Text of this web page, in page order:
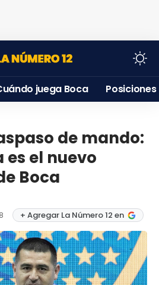
juega Boca Posiciones
de mando:
es el nuevo
Boca
+ Agregar La Número 12 en